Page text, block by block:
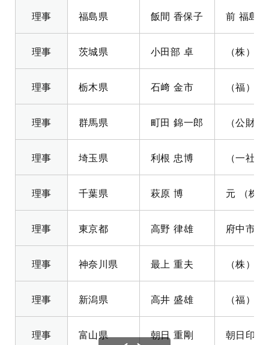
理事 福島県 飯間 香保子 前 福島
理事 茨城県 小田部 卓 （株）
理事 栃木県 石﨑 金市 （福）
理事 群馬県 町田 錦一郎 （公財
理事 埼玉県 利根 忠博 （一社
理事 千葉県 萩原 博 元 （株
理事 東京都 高野 律雄 府中市長
理事 神奈川県 最上 重夫 （株）
理事 新潟県 高井 盛雄 （福）
理事 富山県 朝日 重剛 朝日印刷